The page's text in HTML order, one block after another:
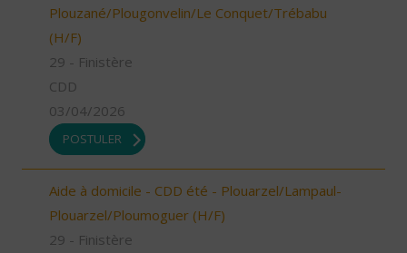
Plouzané/Plougonvelin/Le Conquet/Trébabu
(H/F)
29 - Finistère
CDD
03/04/2026
POSTULER
Aide à domicile - CDD été - Plouarzel/Lampaul-
Plouarzel/Ploumoguer (H/F)
29 - Finistère